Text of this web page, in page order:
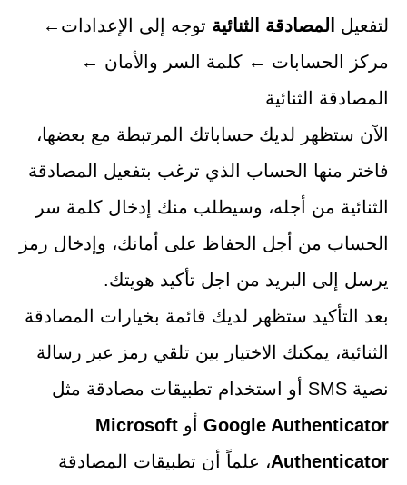
لتفعيل
المصادقة الثنائية توجه إلى الإعدادات←
مركز الحسابات ← كلمة السر والأمان ←
المصادقة الثنائية
الآن ستظهر لديك حساباتك المرتبطة مع بعضها،
فاختر منها الحساب الذي ترغب بتفعيل المصادقة
الثنائية من أجله، وسيطلب منك إدخال كلمة سر
الحساب من أجل الحفاظ على أمانك، وإدخال رمز
يرسل إلى البريد من اجل تأكيد هويتك.
بعد التأكيد ستظهر لديك قائمة بخيارات المصادقة
الثنائية، يمكنك الاختيار بين تلقي رمز عبر رسالة
نصية SMS أو استخدام تطبيقات مصادقة مثل
Google Authenticator أو Microsoft
Authenticator، علماً أن تطبيقات المصادقة